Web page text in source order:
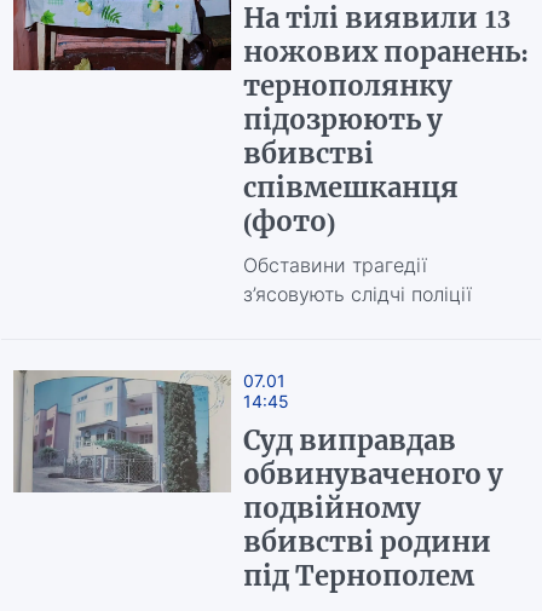
На тілі виявили 13
ножових поранень:
тернополянку
підозрюють у
вбивстві
співмешканця
(фото)
Обставини трагедії
з’ясовують слідчі поліції
07.01
14:45
Суд виправдав
обвинуваченого у
подвійному
вбивстві родини
під Тернополем